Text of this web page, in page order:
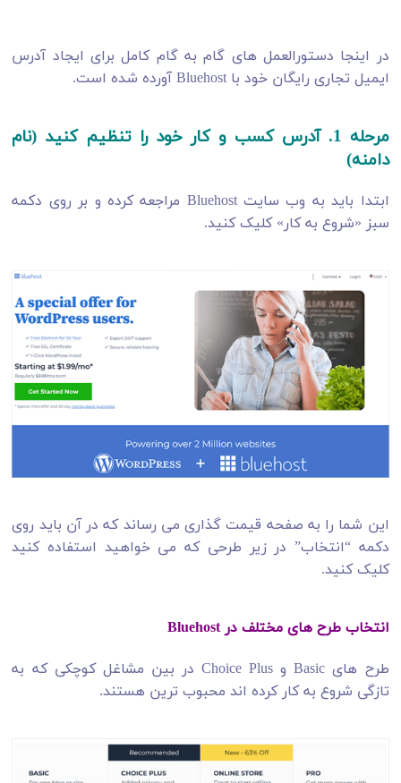
در اینجا دستورالعمل های گام به گام کامل برای ایجاد آدرس
ایمیل تجاری رایگان خود با Bluehost آورده شده است.
مرحله 1. آدرس کسب و کار خود را تنظیم کنید (نام
دامنه)
ابتدا باید به وب سایت Bluehost مراجعه کرده و بر روی دکمه
سبز «شروع به کار» کلیک کنید.
این شما را به صفحه قیمت گذاری می رساند که در آن باید روی
دکمه “انتخاب” در زیر طرحی که می خواهید استفاده کنید
کلیک کنید.
انتخاب طرح های مختلف در Bluehost
طرح های Basic و Choice Plus در بین مشاغل کوچکی که به
تازگی شروع به کار کرده اند محبوب ترین هستند.